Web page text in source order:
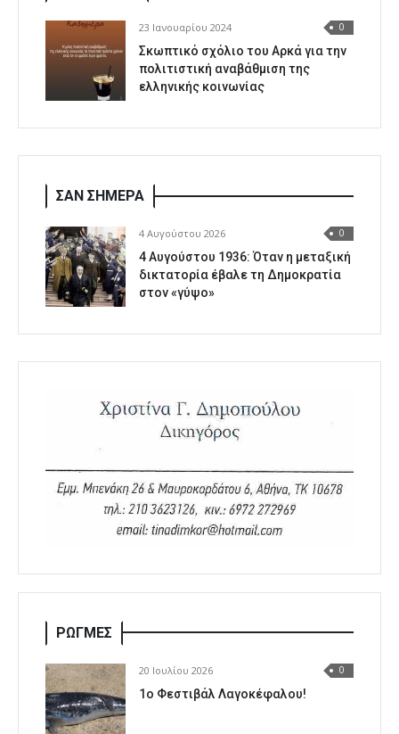
23 Ιανουαρίου 2024 0
Σκωπτικό σχόλιο του Αρκά για την
πολιτιστική αναβάθμιση της
ελληνικής κοινωνίας
ΣΑΝ ΣΗΜΕΡΑ
4 Αυγούστου 2026 0
4 Αυγούστου 1936: Όταν η μεταξική
δικτατορία έβαλε τη Δημοκρατία
στον «γύψο»
ΡΩΓΜΕΣ
20 Ιουλίου 2026 0
1o Φεστιβάλ Λαγοκέφαλου!